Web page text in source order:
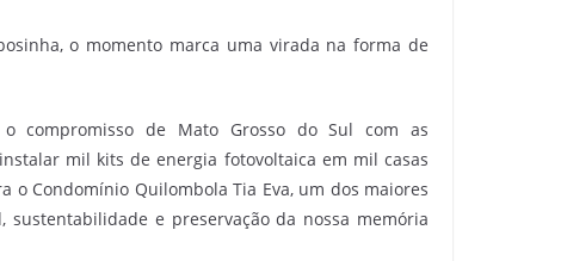
o momento marca uma virada na forma de
compromisso de Mato Grosso do Sul com as
mil kits de energia fotovoltaica em mil casas
o Condomínio Quilombola Tia Eva, um dos maiores
e preservação da nossa memória